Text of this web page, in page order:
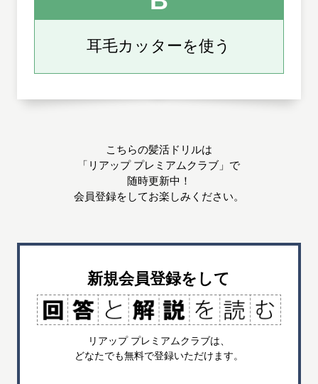
耳毛カッターを使う
こちらの髪活ドリルは
「リアップ プレミアムクラブ」で
随時更新中！
会員登録をしてお楽しみください。
新規会員登録をして
リアップ プレミアムクラブは、
どなたでも無料で登録いただけます。